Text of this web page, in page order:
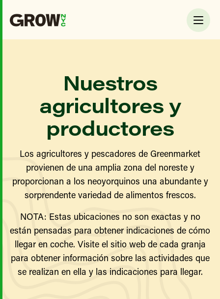
Nuestros
agricultores y
productores
Los agricultores y pescadores de Greenmarket
provienen de una amplia zona del noreste y
proporcionan a los neoyorquinos una abundante y
sorprendente variedad de alimentos frescos.
NOTA: Estas ubicaciones no son exactas y no
están pensadas para obtener indicaciones de cómo
llegar en coche. Visite el sitio web de cada granja
para obtener información sobre las actividades que
se realizan en ella y las indicaciones para llegar.